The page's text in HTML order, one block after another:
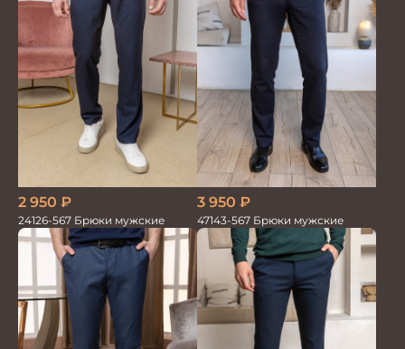
2 950 ₽
24126-567 Брюки мужские
3 950 ₽
47143-567 Брюки мужские